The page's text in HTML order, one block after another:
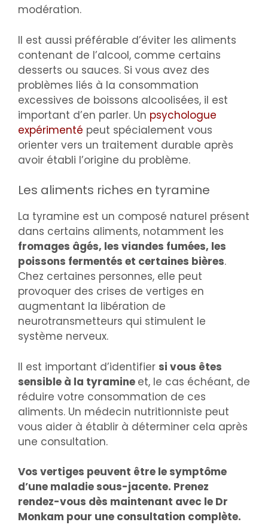
modération.
Il est aussi préférable d’éviter les aliments
contenant de l’alcool, comme certains
desserts ou sauces. Si vous avez des
problèmes liés à la consommation
excessives de boissons alcoolisées, il est
important d’en parler. Un psychologue
expérimenté peut spécialement vous
orienter vers un traitement durable après
avoir établi l’origine du problème.
Les aliments riches en tyramine
La tyramine est un composé naturel présent
dans certains aliments, notamment les
fromages âgés, les viandes fumées, les
poissons fermentés et certaines bières.
Chez certaines personnes, elle peut
provoquer des crises de vertiges en
augmentant la libération de
neurotransmetteurs qui stimulent le
système nerveux.
Il est important d’identifier si vous êtes
sensible à la tyramine et, le cas échéant, de
réduire votre consommation de ces
aliments. Un médecin nutritionniste peut
vous aider à établir à déterminer cela après
une consultation.
Vos vertiges peuvent être le symptôme
d’une maladie sous-jacente. Prenez
rendez-vous dès maintenant avec le Dr
Monkam pour une consultation complète.